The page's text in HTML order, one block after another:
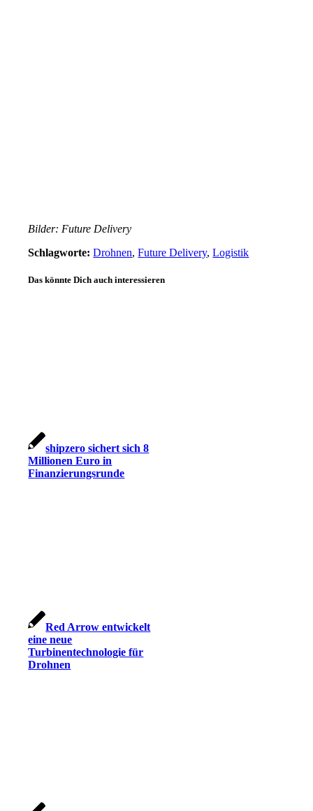
Bilder: Future Delivery
Schlagworte: Drohnen,Future Delivery,Logistik
Das könnte Dich auch interessieren
shipzero sichert sich 8
Millionen Euro in
Finanzierungsrunde
Red Arrow entwickelt
eine neue
Turbinentechnologie für
Drohnen